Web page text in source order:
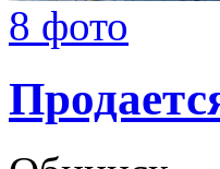
8 фото